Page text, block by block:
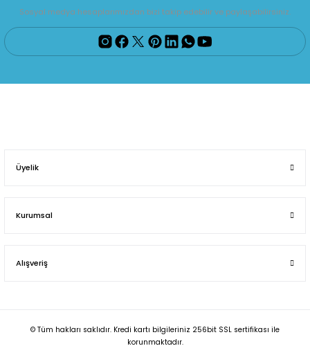
Sosyal medya hesaplarımızdan bizi takip edebilir ve paylaşabilirsiniz.
Üyelik
Kurumsal
Alışveriş
© Tüm hakları saklıdır. Kredi kartı bilgileriniz 256bit SSL sertifikası ile
korunmaktadır.